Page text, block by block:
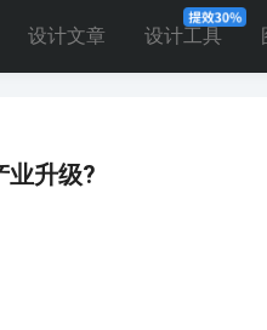
设计文章 设计工具
业升级?